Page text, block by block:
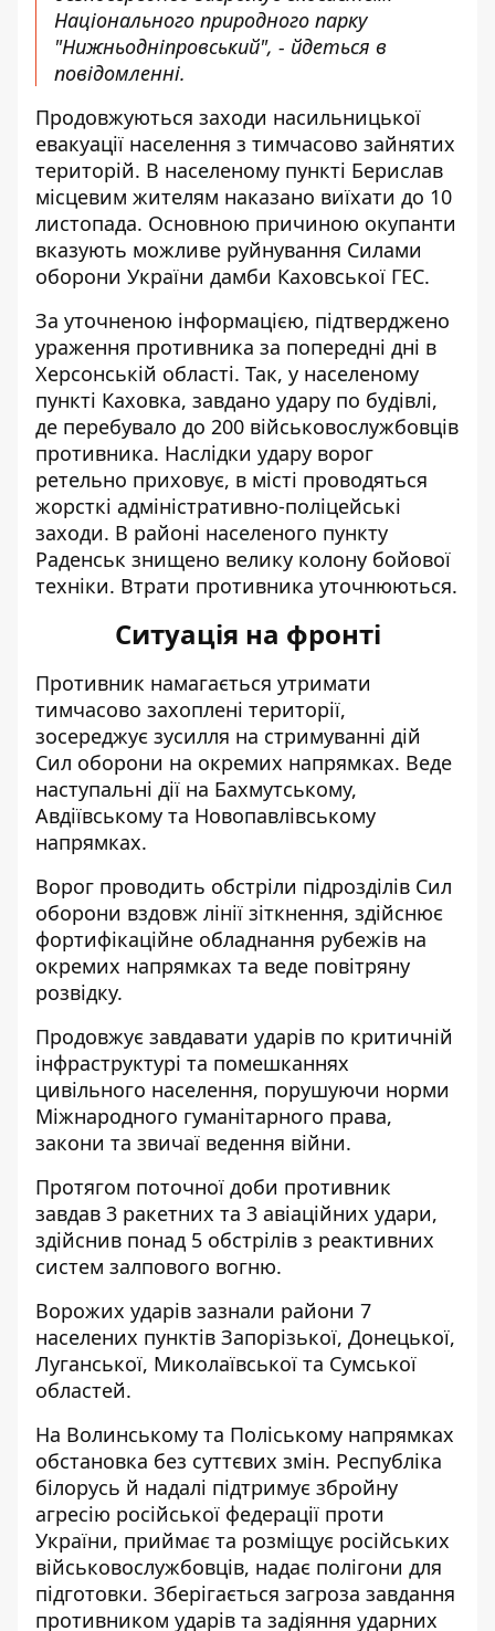
Національного природного парку
"Нижньодніпровський", - йдеться в
повідомленні.
Продовжуються заходи насильницької
евакуації населення з тимчасово зайнятих
територій. В населеному пункті Берислав
місцевим жителям наказано виїхати до 10
листопада. Основною причиною окупанти
вказують можливе руйнування Силами
оборони України дамби Каховської ГЕС.
За уточненою інформацією, підтверджено
ураження противника за попередні дні в
Херсонській області. Так, у населеному
пункті Каховка, завдано удару по будівлі,
де перебувало до 200 військовослужбовців
противника. Наслідки удару ворог
ретельно приховує, в місті проводяться
жорсткі адміністративно-поліцейські
заходи. В районі населеного пункту
Раденськ знищено велику колону бойової
техніки. Втрати противника уточнюються.
Ситуація на фронті
Противник намагається утримати
тимчасово захоплені території,
зосереджує зусилля на стримуванні дій
Сил оборони на окремих напрямках. Веде
наступальні дії на Бахмутському,
Авдіївському та Новопавлівському
напрямках.
Ворог проводить обстріли підрозділів Сил
оборони вздовж лінії зіткнення, здійснює
фортифікаційне обладнання рубежів на
окремих напрямках та веде повітряну
розвідку.
Продовжує завдавати ударів по критичній
інфраструктурі та помешканнях
цивільного населення, порушуючи норми
Міжнародного гуманітарного права,
закони та звичаї ведення війни.
Протягом поточної доби противник
завдав 3 ракетних та 3 авіаційних удари,
здійснив понад 5 обстрілів з реактивних
систем залпового вогню.
Ворожих ударів зазнали райони 7
населених пунктів Запорізької, Донецької,
Луганської, Миколаївської та Сумської
областей.
На Волинському та Поліському напрямках
обстановка без суттєвих змін. Республіка
білорусь й надалі підтримує збройну
агресію російської федерації проти
України, приймає та розміщує російських
військовослужбовців, надає полігони для
підготовки. Зберігається загроза завдання
противником ударів та задіяння ударних